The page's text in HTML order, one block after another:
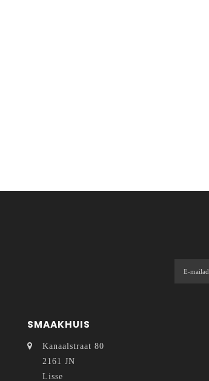
SMAAKHUIS
Kanaalstraat 80
2161 JN
Lisse